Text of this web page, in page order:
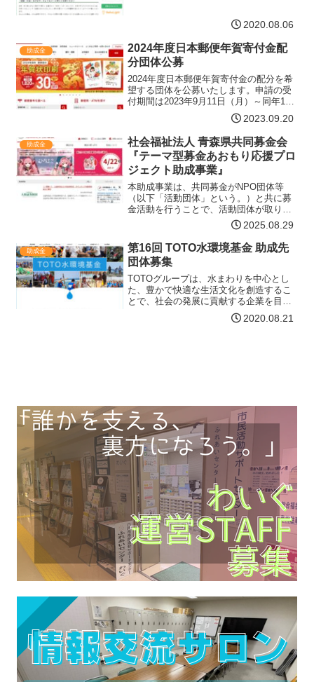
り、笑顔が増える事を目的としていま
はコチラ】
2020.08.06
助成金
2024年度日本郵便年賀寄付金配
分団体公募
2024年度日本郵便年賀寄付金の配分を希
望する団体を公募いたします。申請の受
付期間は2023年9月11日（月）～同年11
月2日（木）（当日消印有効）です。詳し
くは以下の資料をご覧ください。多くの
皆さまからの申請をお待ちしておりま
す。助成分野…【詳細はコチラ】
2023.09.20
助成金
社会福祉法人 青森県共同募金会
『テーマ型募金あおもり応援プロ
ジェクト助成事業』
本助成事業は、共同募金がNPO団体等
（以下「活動団体」という。）と共に募
金活動を行うことで、活動団体が取り組
んでいる、地域の福祉課題等を解決する
事業（以下「課題解決事業」という。）
を広く周知するとともに、寄付者の共感
や賛同に基づく寄付金によ…【詳細はコ
チラ】
2025.08.29
助成金
第16回 TOTO水環境基金 助成先
団体募集
TOTOグループは、水まわりを中心とし
た、豊かで快適な生活文化を創造するこ
とで、社会の発展に貢献する企業を目指
していきます。持続可能な世界の実現の
ためには、TOTOグループの果たすべき
2020.08.21